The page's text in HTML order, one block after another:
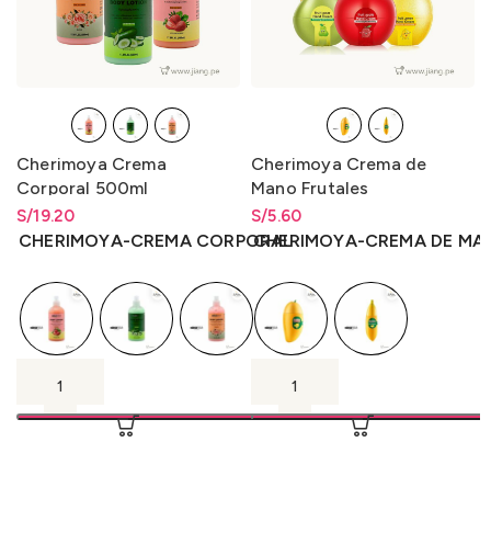
Cherimoya Crema
Corporal 500ml
S/19.20
Rango de precios: desde
S/19.20hastaS/19.20
CHERIMOYA-CREMA CORPORAL
Cherimoya Crema de
Mano Frutales
S/5.60
Rango de precios: desde
S/5.60hastaS/5.60
CHERIMOYA-CREMA DE